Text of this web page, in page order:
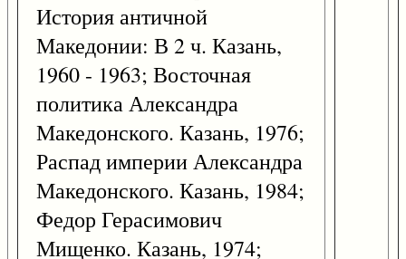
История античной
Македонии: В 2 ч. Казань,
1960 - 1963; Восточная
политика Александра
Македонского. Казань, 1976;
Распад империи Александра
Македонского. Казань, 1984;
Федор Герасимович
Мищенко. Казань, 1974;